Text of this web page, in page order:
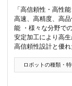
「高信頼性・高
高速、高精度、高
能 ・様々な分野で
安定加工により高
高信頼性設計と優
ロボットの種類・